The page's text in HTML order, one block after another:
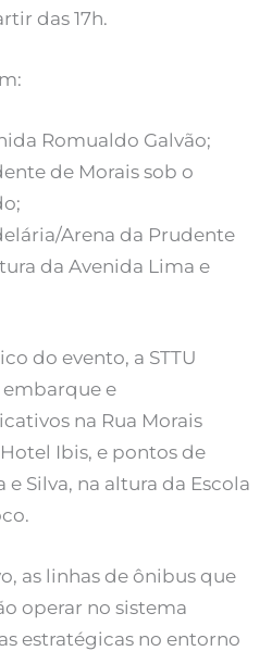
das 17h.
Romualdo Galvão;
de Morais sob o
Arena da Prudente
da Avenida Lima e
do evento, a STTU
e
na Rua Morais
Ibis, e pontos de
Silva, na altura da Escola
as linhas de ônibus que
operar no sistema
estratégicas no entorno